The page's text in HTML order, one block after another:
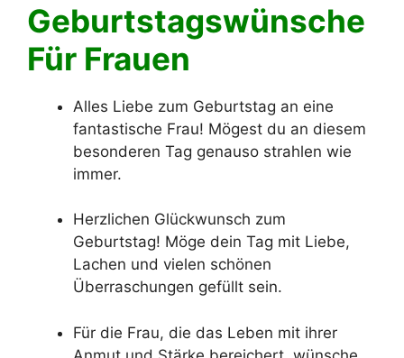
Geburtstagswünsche
Für Frauen
Alles Liebe zum Geburtstag an eine
fantastische Frau! Mögest du an diesem
besonderen Tag genauso strahlen wie
immer.
Herzlichen Glückwunsch zum
Geburtstag! Möge dein Tag mit Liebe,
Lachen und vielen schönen
Überraschungen gefüllt sein.
Für die Frau, die das Leben mit ihrer